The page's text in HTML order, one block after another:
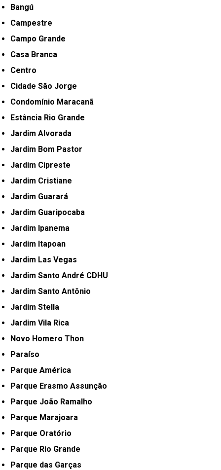
Bangú
Campestre
Campo Grande
Casa Branca
Centro
Cidade São Jorge
Condomínio Maracanã
Estância Rio Grande
Jardim Alvorada
Jardim Bom Pastor
Jardim Cipreste
Jardim Cristiane
Jardim Guarará
Jardim Guaripocaba
Jardim Ipanema
Jardim Itapoan
Jardim Las Vegas
Jardim Santo André CDHU
Jardim Santo Antônio
Jardim Stella
Jardim Vila Rica
Novo Homero Thon
Paraíso
Parque América
Parque Erasmo Assunção
Parque João Ramalho
Parque Marajoara
Parque Oratório
Parque Rio Grande
Parque das Garças